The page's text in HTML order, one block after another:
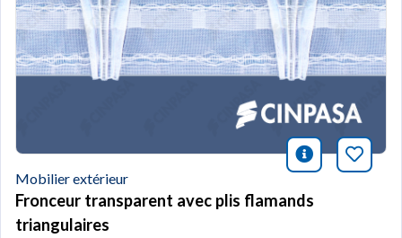
icono
Mobilier extérieur
Fronceur transparent avec plis flamands
triangulaires